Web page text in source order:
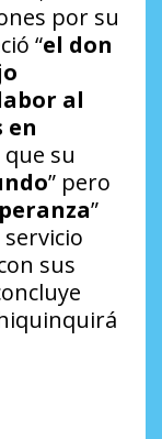
por su
“el don
al
en
que su
” pero
”
sus